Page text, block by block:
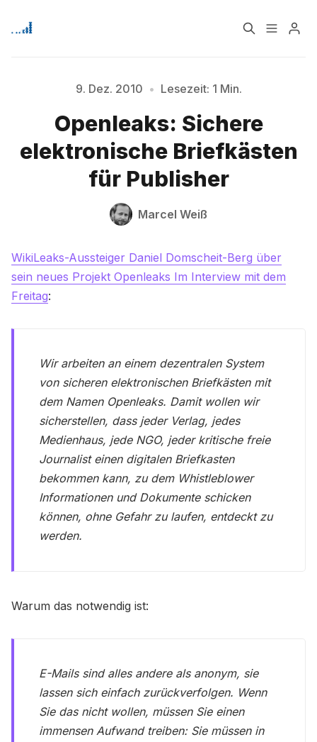
Bitte geben Sie mindestens 3 Zeichen ein
9. Dez. 2010 • Lesezeit: 1 Min.
Openleaks: Sichere
elektronische Briefkästen
für Publisher
Marcel Weiß
WikiLeaks-Aussteiger Daniel Domscheit-Berg über
sein neues Projekt Openleaks Im Interview mit dem
Freitag:
Wir arbeiten an einem dezentralen System
von sicheren elektronischen Briefkästen mit
dem Namen Openleaks. Damit wollen wir
sicherstellen, dass jeder Verlag, jedes
Medienhaus, jede NGO, jeder kritische freie
Journalist einen digitalen Briefkasten
bekommen kann, zu dem Whistleblower
Informationen und Dokumente schicken
können, ohne Gefahr zu laufen, entdeckt zu
werden.
Warum das notwendig ist:
E-Mails sind alles andere als anonym, sie
lassen sich einfach zurückverfolgen. Wenn
Sie das nicht wollen, müssen Sie einen
immensen Aufwand treiben: Sie müssen in